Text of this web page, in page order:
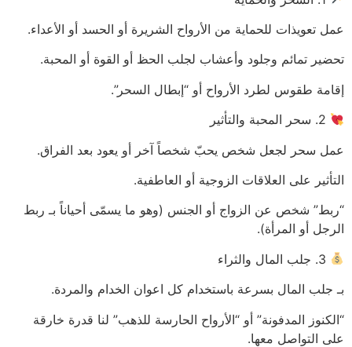
عمل تعويذات للحماية من الأرواح الشريرة أو الحسد أو الأعداء.
تحضير تمائم وجلود وأعشاب لجلب الحظ أو القوة أو المحبة.
إقامة طقوس لطرد الأرواح أو “إبطال السحر”.
عمل سحر لجعل شخص يحبّ شخصاً آخر أو يعود بعد الفراق.
التأثير على العلاقات الزوجية أو العاطفية.
“ربط” شخص عن الزواج أو الجنس (وهو ما يسمّى أحياناً بـ ربط
الرجل أو المرأة).
بـ جلب المال بسرعة باستخدام كل اعوان الخدام والمردة.
“الكنوز المدفونة” أو “الأرواح الحارسة للذهب” لنا قدرة خارقة
على التواصل معها.